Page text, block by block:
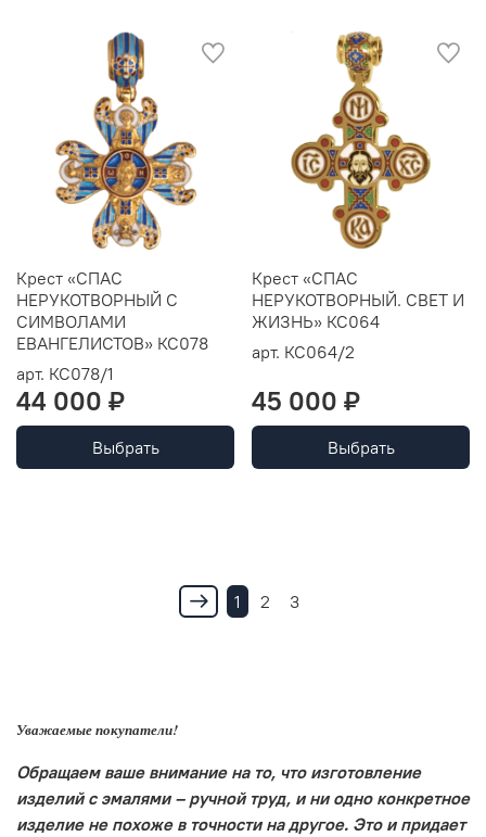
Крест «СПАС
НЕРУКОТВОРНЫЙ С
СИМВОЛАМИ
ЕВАНГЕЛИСТОВ» КС078
арт. КС078/1
44 000 ₽
Выбрать
Крест «СПАС
НЕРУКОТВОРНЫЙ. СВЕТ И
ЖИЗНЬ» КС064
арт. КС064/2
45 000 ₽
Выбрать
1 2 3
Уважаемые покупатели!
Обращаем ваше внимание на то, что изготовление
изделий с эмалями – ручной труд, и ни одно конкретное
изделие не похоже в точности на другое. Это и придает